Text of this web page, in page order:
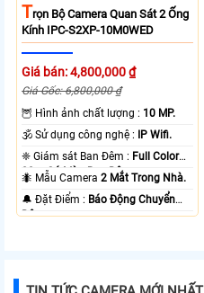
TRọn Bộ Camera Quan Sát 2 Ống
Kính IPC-S2XP-10M0WED
Giá bán: 4,800,000 ₫
Giá Gốc: 6,800,000 ₫
🦉 Hình ảnh chất lượng : 10 MP.
🕉️ Sử dụng công nghệ :
IP Wifi.
❈ Giám sát Ban Đêm : Full Color
20m Có Màu Ban Ðêm.
🐜 Mẫu Camera2 Mắt Trong Nhà.
️🔔 Đặt Điểm : Báo Động Chuyển
Động.